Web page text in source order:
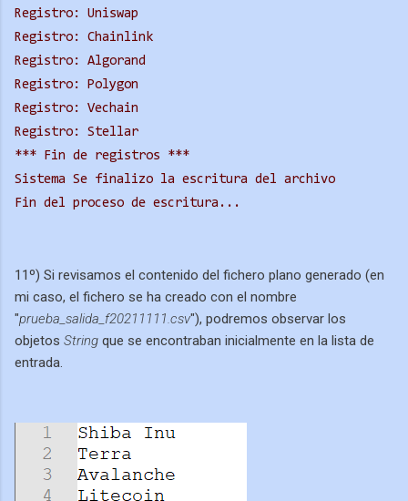
Registro: Uniswap
Registro: Chainlink
Registro: Algorand
Registro: Polygon
Registro: Vechain
Registro: Stellar
*** Fin de registros ***
Sistema Se finalizo la escritura del archivo
Fin del proceso de escritura...
11º) Si revisamos el contenido del fichero plano generado (en
mi caso, el fichero se ha creado con el nombre
"prueba_salida_f20211111.csv"), podremos observar los
objetos String que se encontraban inicialmente en la lista de
entrada.